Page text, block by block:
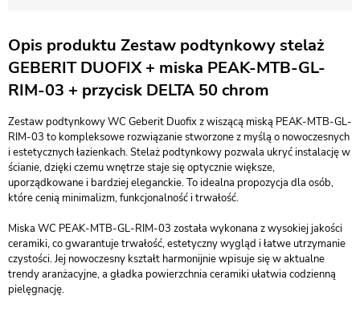
Opis produktu Zestaw podtynkowy stelaż
GEBERIT DUOFIX + miska PEAK-MTB-GL-
RIM-03 + przycisk DELTA 50 chrom
Zestaw podtynkowy WC Geberit Duofix z wiszącą miską PEAK-MTB-GL-
RIM-03 to kompleksowe rozwiązanie stworzone z myślą o nowoczesnych
i estetycznych łazienkach. Stelaż podtynkowy pozwala ukryć instalację w
ścianie, dzięki czemu wnętrze staje się optycznie większe,
uporządkowane i bardziej eleganckie. To idealna propozycja dla osób,
które cenią minimalizm, funkcjonalność i trwałość.
Miska WC PEAK-MTB-GL-RIM-03 została wykonana z wysokiej jakości
ceramiki, co gwarantuje trwałość, estetyczny wygląd i łatwe utrzymanie
czystości. Jej nowoczesny kształt harmonijnie wpisuje się w aktualne
trendy aranżacyjne, a gładka powierzchnia ceramiki ułatwia codzienną
pielęgnację.